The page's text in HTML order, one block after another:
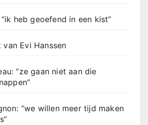
heb geoefend in een kist”
Evi Hanssen
“ze gaan niet aan die
“we willen meer tijd maken